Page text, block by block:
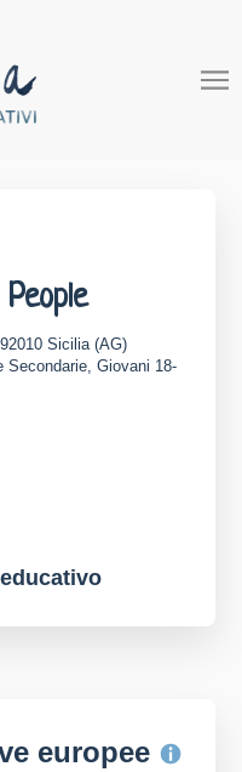
People
Sicilia (AG)
Secondarie, Giovani 18-
europee